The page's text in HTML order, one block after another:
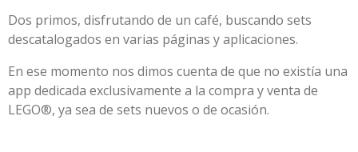
Dos primos, disfrutando de un café, buscando sets
descatalogados en varias páginas y aplicaciones.
En ese momento nos dimos cuenta de que no existía una
app dedicada exclusivamente a la compra y venta de
LEGO®, ya sea de sets nuevos o de ocasión.